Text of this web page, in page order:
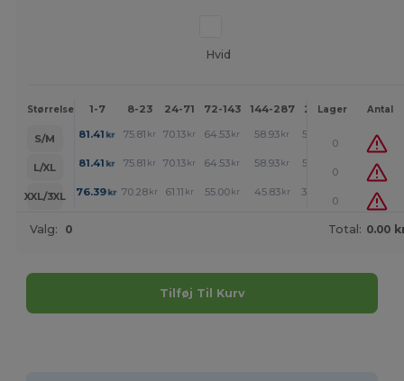
Hvid
Størrelse 1-7 8-23 24-71 72-143 144-287 288 + Mere
Lager Antal
S/M 81.41 kr 75.81 kr 70.13 kr 64.53 kr 58.93 kr 56.16
0
L/XL
81.41 kr 75.81 kr 70.13 kr 64.53 kr 58.93 kr 56.16
0
XXL/3XL
76.39kr 70.28 kr 61.11 kr 55.00 kr 45.83 kr 39.72
0
Valg: 0 Total: 0.00
Tilføj Til Kurv